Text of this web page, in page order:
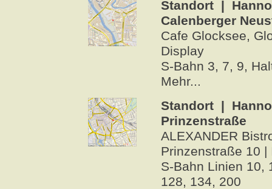
Standort |
Calenberger
Cafe Glocksee,
Display
S-Bahn 3, 7, 9,
Mehr...
Standort |
Prinzenstraße
ALEXANDER
Prinzenstraße 10 |
S-Bahn Linien 10,
128, 134, 200